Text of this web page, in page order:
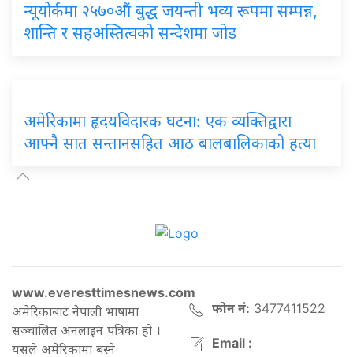
न्यूयोर्कमा २५७०औं बुद्ध जयन्ती भव्य रूपमा सम्पन्न,
शान्ति र सहअस्तित्वको सन्देशमा जोड
अमेरिकामा हृदयविदारक घटना: एक व्यक्तिद्वारा
आफ्नै सात सन्तानसहित आठ बालबालिकाको हत्या
www.everesttimesnews.com
अमेरिकाबाट नेपाली भाषामा
सञ्चालित अनलाइन पत्रिका हो ।
यसले अमेरिकामा बस्ने
फोन नं: 3477411522
Email :